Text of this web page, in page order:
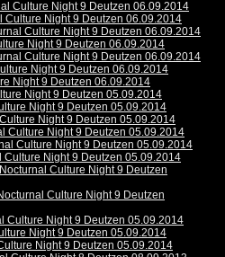
Culture Night 9 Deutzen 06.09.2014
Culture Night 9 Deutzen 06.09.2014
Culture Night 9 Deutzen 06.09.2014
Night 9 Deutzen 06.09.2014
Culture Night 9 Deutzen 06.09.2014
Night 9 Deutzen 06.09.2014
Night 9 Deutzen 06.09.2014
Night 9 Deutzen 05.09.2014
Night 9 Deutzen 05.09.2014
Night 9 Deutzen 05.09.2014
Culture Night 9 Deutzen 05.09.2014
Culture Night 9 Deutzen 05.09.2014
Culture Night 9 Deutzen 05.09.2014
Culture Night 9 Deutzen
Culture Night 9 Deutzen
Culture Night 9 Deutzen 05.09.2014
Night 9 Deutzen 05.09.2014
Night 9 Deutzen 05.09.2014